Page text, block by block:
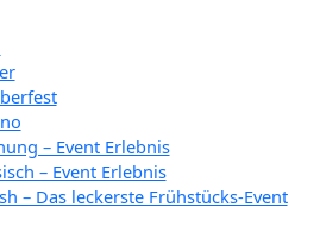
– Event Erlebnis
– Event Erlebnis
– Das leckerste Frühstücks-Event